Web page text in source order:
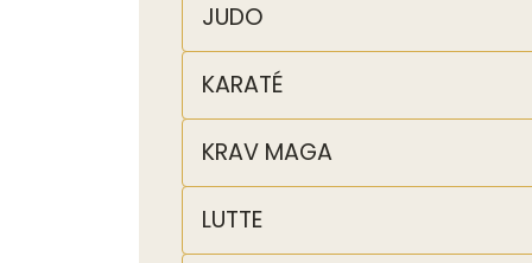
JUDO
KARATÉ
KRAV MAGA
LUTTE